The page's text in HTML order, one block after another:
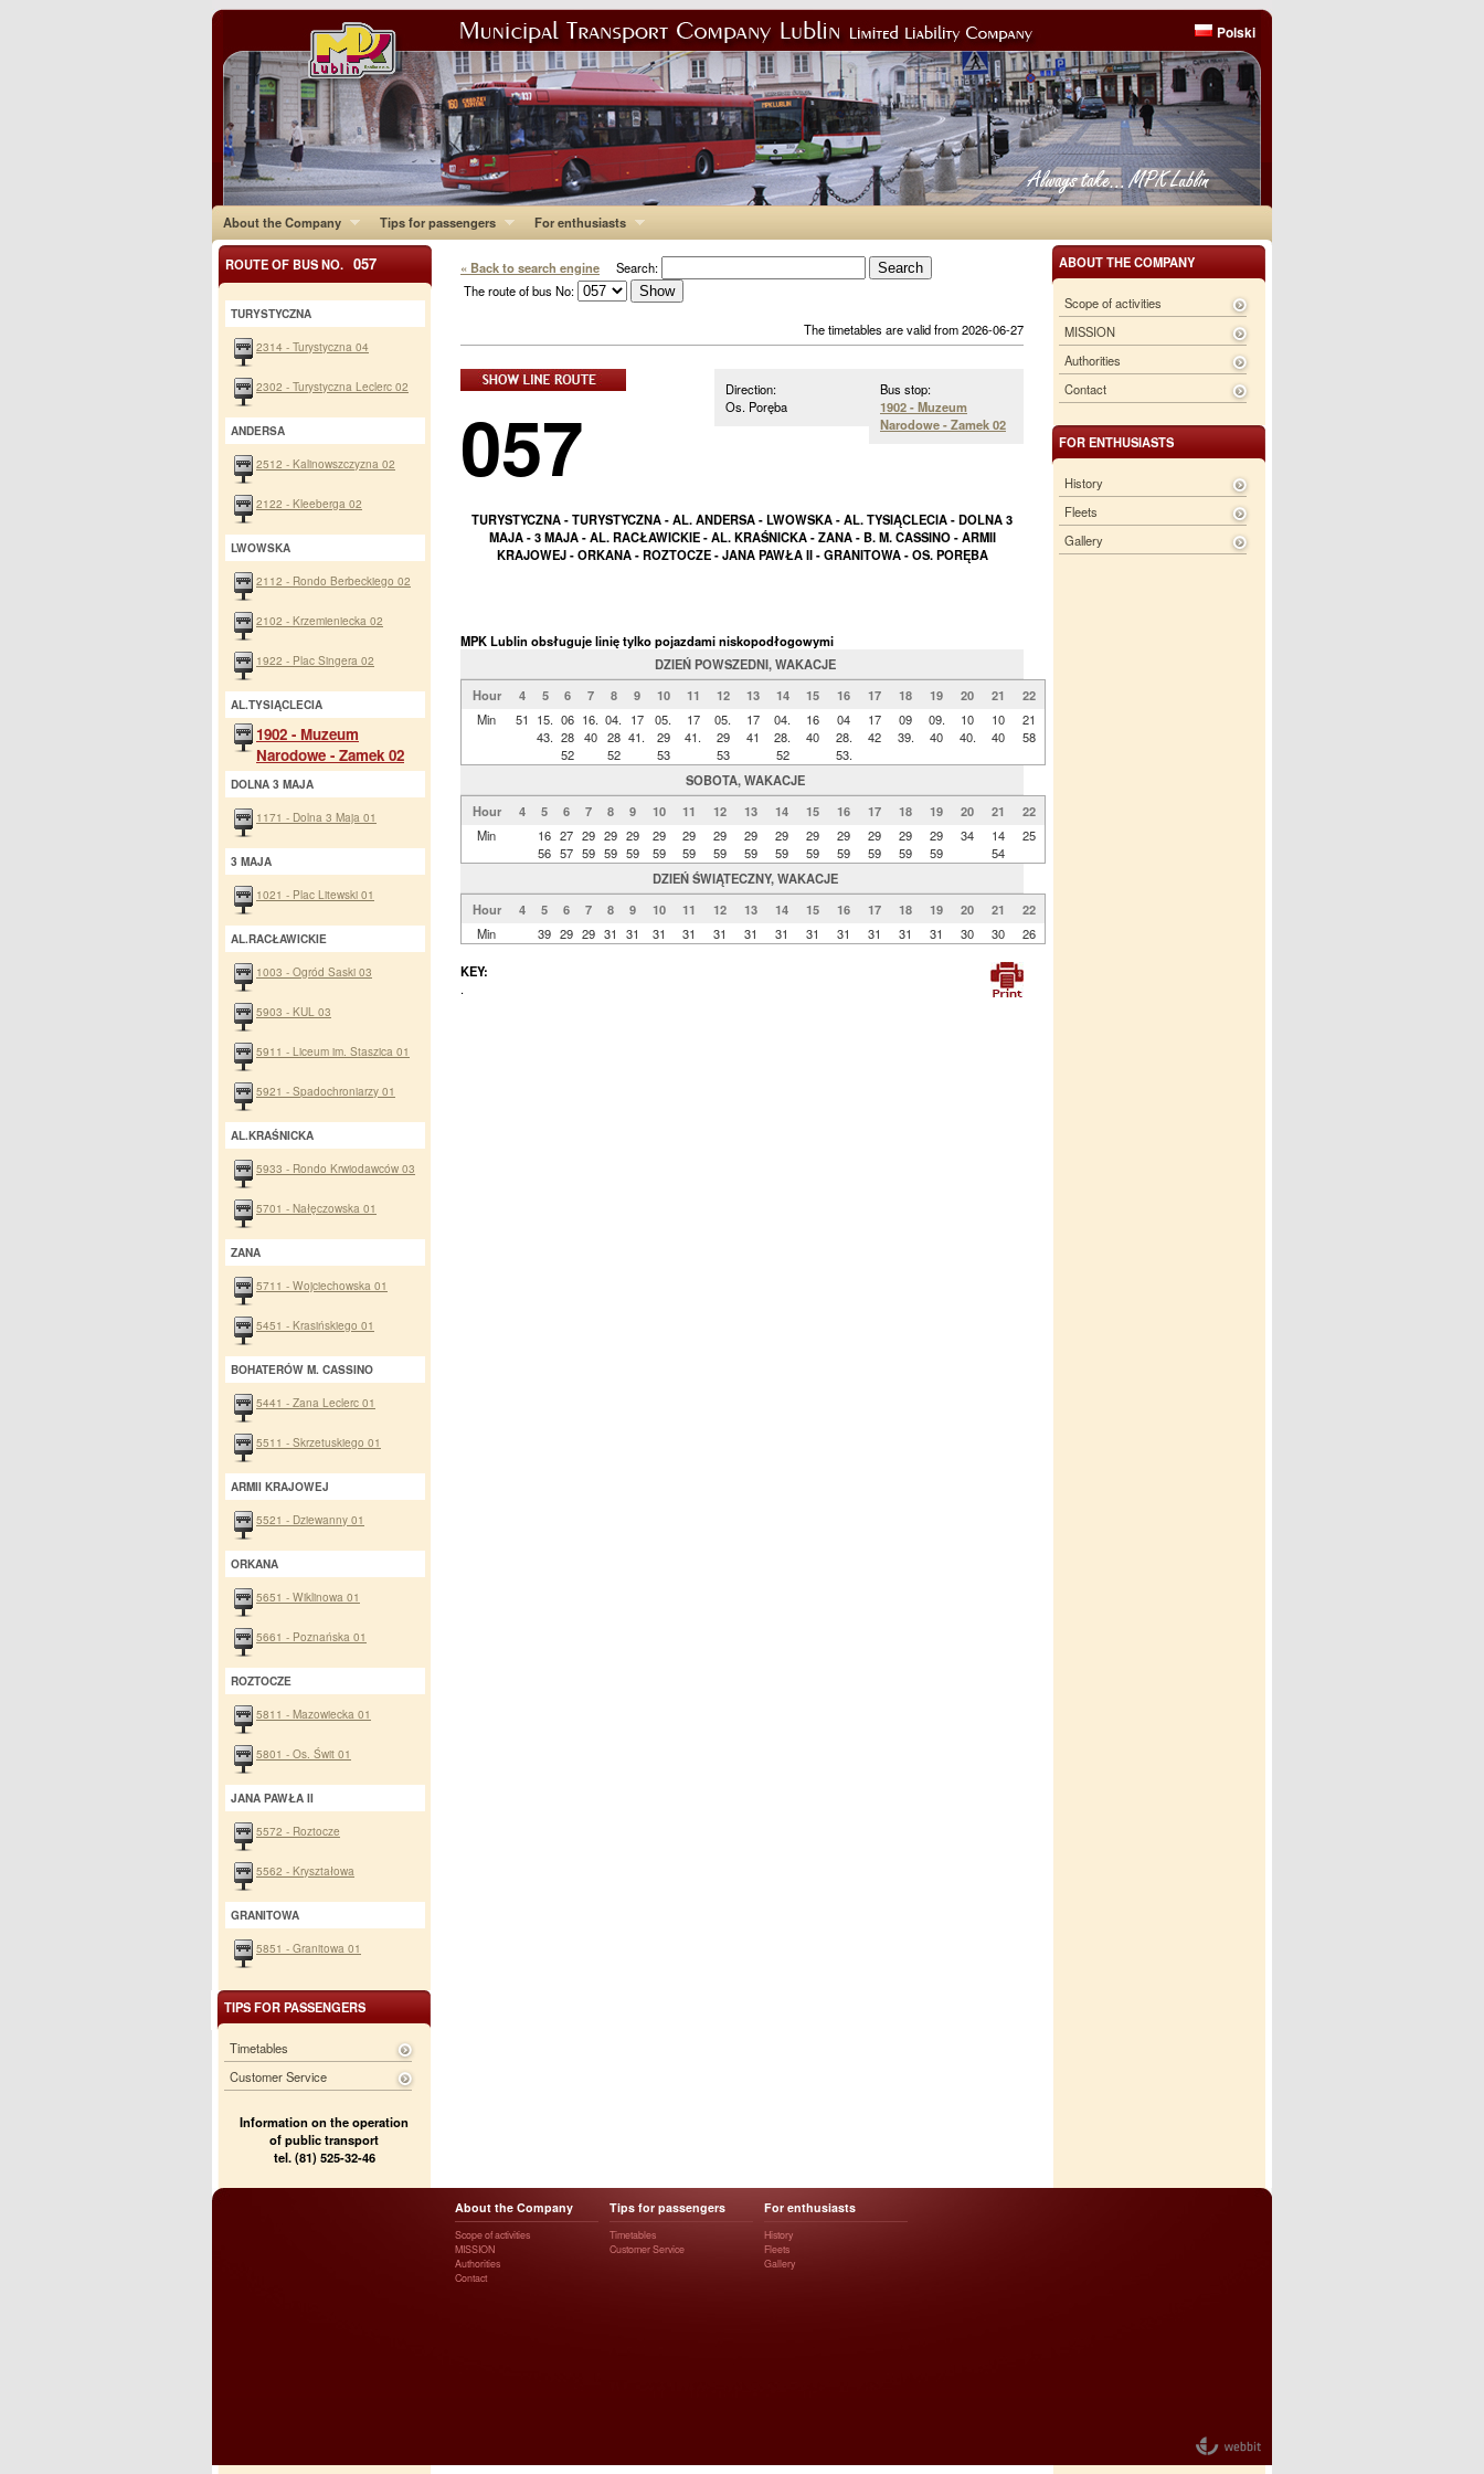
Polski
About the Company Tips for passengers For enthusiasts
ABOUT THE COMPANY
Scope of activities
MISSION
Authorities
Contact
FOR ENTHUSIASTS
History
Fleets
Gallery
« Back to search engine Search:
The route of bus No:
The timetables are valid from 2026-06-27
Bus stop:
1902 - Muzeum
Narodowe - Zamek 02
Direction:
Os. Poręba
057
TURYSTYCZNA - TURYSTYCZNA - AL. ANDERSA - LWOWSKA - AL. TYSIĄCLECIA - DOLNA 3
MAJA - 3 MAJA - AL. RACŁAWICKIE - AL. KRAŚNICKA - ZANA - B. M. CASSINO - ARMII
KRAJOWEJ - ORKANA - ROZTOCZE - JANA PAWŁA II - GRANITOWA - OS. PORĘBA
MPK Lublin obsługuje linię tylko pojazdami niskopodłogowymi
DZIEŃ POWSZEDNI, WAKACJE
Hour
4 5 6 7 8 9 10 11 12 13 14 15 16 17 18 19 20 21
22
Min
51
15.
43.
06
28
52
16.
40
04.
28
52
17
41.
05.
29
53
17
41.
05.
29
53
17
41
04.
28.
52
16
40
04
28.
53.
17
42
09
39.
09.
40
10
40.
10
40
21
58
SOBOTA, WAKACJE
Hour
4 5 6 7 8 9 10 11 12 13 14 15 16 17 18 19 20 21
22
Min
16
56
27
57
29
59
29
59
29
59
29
59
29
59
29
59
29
59
29
59
29
59
29
59
29
59
29
59
29
59
34
14
54
25
DZIEŃ ŚWIĄTECZNY, WAKACJE
Hour
4 5 6 7 8 9 10 11 12 13 14 15 16 17 18 19 20 21
22
Min
39 29 29 31 31 31 31 31 31 31 31 31 31 31 31 30 30 26
KEY:
.
ROUTE OF BUS NO. 057
TURYSTYCZNA
2314 - Turystyczna 04
2302 - Turystyczna Leclerc 02
ANDERSA
2512 - Kalinowszczyzna 02
2122 - Kleeberga 02
LWOWSKA
2112 - Rondo Berbeckiego 02
2102 - Krzemieniecka 02
1922 - Plac Singera 02
AL.TYSIĄCLECIA
1902 - Muzeum
Narodowe - Zamek 02
DOLNA 3 MAJA
1171 - Dolna 3 Maja 01
3 MAJA
1021 - Plac Litewski 01
AL.RACŁAWICKIE
1003 - Ogród Saski 03
5903 - KUL 03
5911 - Liceum im. Staszica 01
5921 - Spadochroniarzy 01
AL.KRAŚNICKA
5933 - Rondo Krwiodawców 03
5701 - Nałęczowska 01
ZANA
5711 - Wojciechowska 01
5451 - Krasińskiego 01
BOHATERÓW M. CASSINO
5441 - Zana Leclerc 01
5511 - Skrzetuskiego 01
ARMII KRAJOWEJ
5521 - Dziewanny 01
ORKANA
5651 - Wiklinowa 01
5661 - Poznańska 01
ROZTOCZE
5811 - Mazowiecka 01
5801 - Os. Świt 01
JANA PAWŁA II
5572 - Roztocze
5562 - Kryształowa
GRANITOWA
5851 - Granitowa 01
TIPS FOR PASSENGERS
Timetables
Customer Service
Information on the operation
of public transport
tel. (81) 525-32-46
About the Company
Scope of activities
MISSION
Authorities
Contact
Tips for passengers
Timetables
Customer Service
For enthusiasts
History
Fleets
Gallery